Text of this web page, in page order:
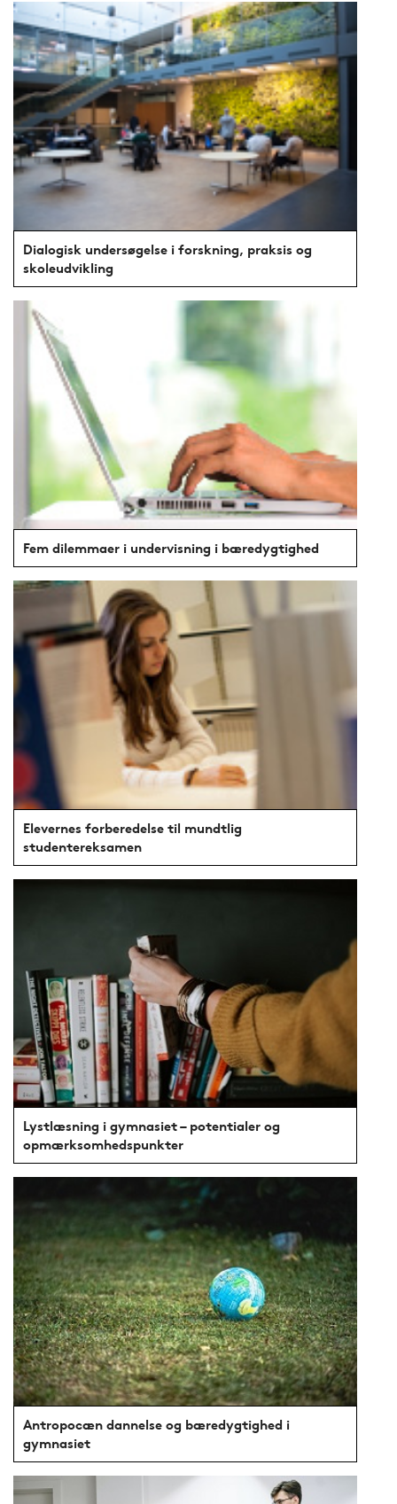
Dialogisk undersøgelse i forskning, praksis og
skoleudvikling
Fem dilemmaer i undervisning i bæredygtighed
Elevernes forberedelse til mundtlig
studentereksamen
Lystlæsning i gymnasiet – potentialer og
opmærksomhedspunkter
Antropocæn dannelse og bæredygtighed i
gymnasiet